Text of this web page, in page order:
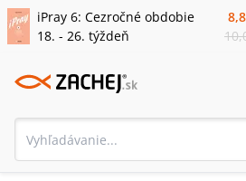
iPray 6: Cezročné obdobie
18. - 26. týždeň